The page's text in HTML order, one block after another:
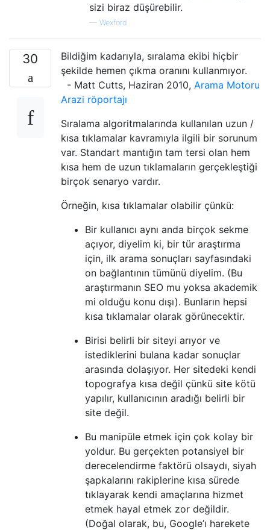
sizi biraz düşürebilir.
— Wexford
30
Bildiğim kadarıyla, sıralama ekibi hiçbir
şekilde hemen çıkma oranını kullanmıyor.
- Matt Cutts, Haziran 2010, Arama Motoru
Arazi röportajı
Sıralama algoritmalarında kullanılan uzun /
kısa tıklamalar kavramıyla ilgili bir sorunum
var. Standart mantığın tam tersi olan hem
kısa hem de uzun tıklamaların gerçekleştiği
birçok senaryo vardır.
Örneğin, kısa tıklamalar olabilir çünkü:
Bir kullanıcı aynı anda birçok sekme
açıyor, diyelim ki, bir tür araştırma
için, ilk arama sonuçları sayfasındaki
on bağlantının tümünü diyelim. (Bu
araştırmanın SEO mu yoksa akademik
mi olduğu konu dışı). Bunların hepsi
kısa tıklamalar olarak görünecektir.
Birisi belirli bir siteyi arıyor ve
istediklerini bulana kadar sonuçlar
arasında dolaşıyor. Her sitedeki kendi
topografya kısa değil çünkü site kötü
yapılır, kullanıcının aradığı belirli bir
site değil.
Bu manipüle etmek için çok kolay bir
yoldur. Bu gerçekten potansiyel bir
derecelendirme faktörü olsaydı, siyah
şapkalarını rakiplerine kısa sürede
tıklayarak kendi amaçlarına hizmet
etmek hayal etmek zor değildir.
(Doğal olarak, bu, Google’ı harekete